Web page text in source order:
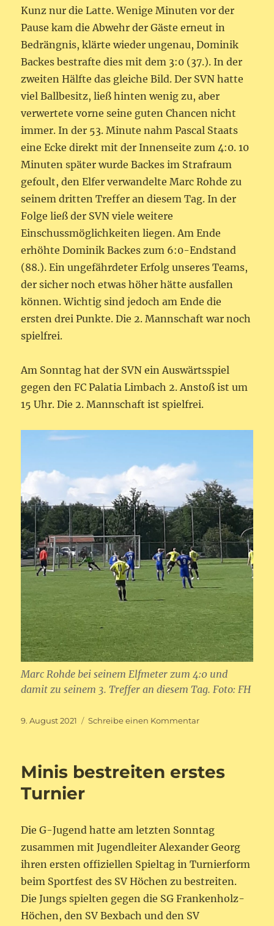
Kunz nur die Latte. Wenige Minuten vor der
Pause kam die Abwehr der Gäste erneut in
Bedrängnis, klärte wieder ungenau, Dominik
Backes bestrafte dies mit dem 3:0 (37.). In der
zweiten Hälfte das gleiche Bild. Der SVN hatte
viel Ballbesitz, ließ hinten wenig zu, aber
verwertete vorne seine guten Chancen nicht
immer. In der 53. Minute nahm Pascal Staats
eine Ecke direkt mit der Innenseite zum 4:0. 10
Minuten später wurde Backes im Strafraum
gefoult, den Elfer verwandelte Marc Rohde zu
seinem dritten Treffer an diesem Tag. In der
Folge ließ der SVN viele weitere
Einschussmöglichkeiten liegen. Am Ende
erhöhte Dominik Backes zum 6:0-Endstand
(88.). Ein ungefährdeter Erfolg unseres Teams,
der sicher noch etwas höher hätte ausfallen
können. Wichtig sind jedoch am Ende die
ersten drei Punkte. Die 2. Mannschaft war noch
spielfrei.
Am Sonntag hat der SVN ein Auswärtsspiel
gegen den FC Palatia Limbach 2. Anstoß ist um
15 Uhr. Die 2. Mannschaft ist spielfrei.
Marc Rohde bei seinem Elfmeter zum 4:0 und
damit zu seinem 3. Treffer an diesem Tag. Foto: FH
Veröffentlicht
9. August 2021 Schreibe einen Kommentarzu
SV
Minis bestreiten erstes
Turnier
Die G-Jugend hatte am letzten Sonntag
zusammen mit Jugendleiter Alexander Georg
ihren ersten offiziellen Spieltag in Turnierform
beim Sportfest des SV Höchen zu bestreiten.
Die Jungs spielten gegen die SG Frankenholz-
Höchen, den SV Bexbach und den SV